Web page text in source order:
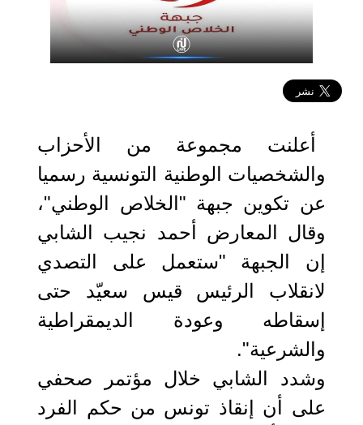
أعلنت مجموعة من الأحزاب
والشخصيات الوطنية التونسية رسميا
عن تكوين جبهة "الخلاص الوطني"،
وقال المعارض أحمد نجيب الشابي
إن الجبهة "ستعمل على التصدي
لانقلاب الرئيس قيس سعيّد حتى
إسقاطه وعودة الديمقراطية
والشرعية".
وشدد الشابي خلال مؤتمر صحفي
على أن إنقاذ تونس من حكم الفرد